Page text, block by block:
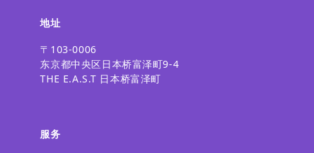
地址
〒103-0006
东京都中央区日本桥富泽町9-4
THE E.A.S.T 日本桥富泽町
服务